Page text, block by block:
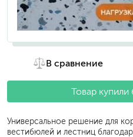
В сравнение
Товар купили
Универсальное решение для
вестибюлей и лестниц